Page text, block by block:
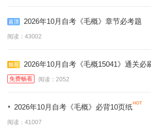
2026年10月自考《毛概》章节必考题
阅读：43002
2026年10月自考《毛概15041》通关必
免费畅看 阅读：2052
· 2026年10月自考《毛概》必背10页纸
阅读：41007